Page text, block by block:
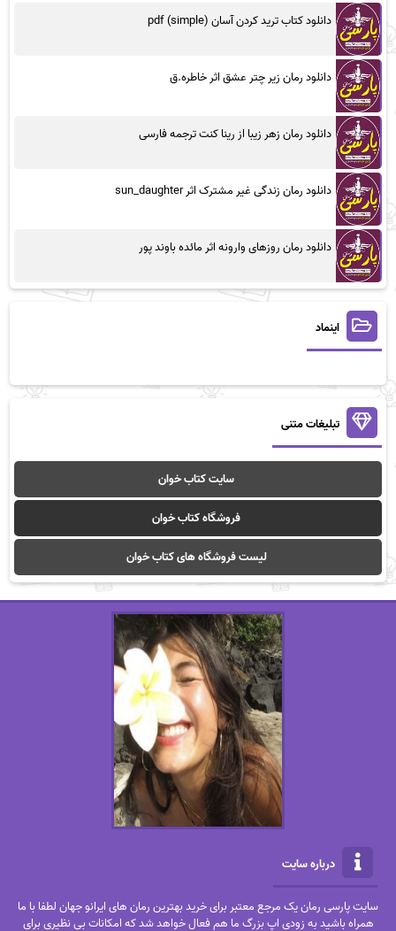
دانلود کتاب ترید کردن آسان (simple) pdf
دانلود رمان زیر چتر عشق اثر خاطره.ق
دانلود رمان زهر زیبا از رینا کنت ترجمه فارسی
دانلود رمان زندگی غیر مشترک اثر sun_daughter
دانلود رمان روزهای وارونه اثر مائده باوند پور
اینماد
تبلیغات متنی
سایت کتاب خوان
فروشگاه کتاب خوان
لیست فروشگاه های کتاب خوان
درباره سایت
سایت پارسی رمان یک مرجع معتبر برای خرید بهترین رمان های ایرانو جهان لطفا با ما
همراه باشید به زودی اپ بزرگ ما هم فعال خواهد شد که امکانات بی نظیری برای